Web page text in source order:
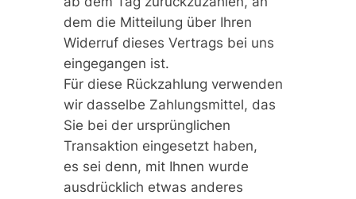
dem die Mitteilung über Ihren
Widerruf dieses Vertrags bei uns
eingegangen ist.
Für diese Rückzahlung verwenden
wir dasselbe Zahlungsmittel, das
Sie bei der ursprünglichen
Transaktion eingesetzt haben,
es sei denn, mit Ihnen wurde
ausdrücklich etwas anderes